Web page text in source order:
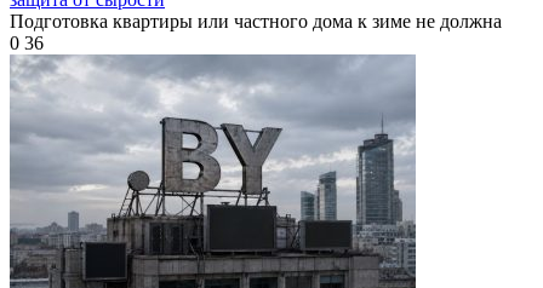
Подготовка квартиры или частного дома к зиме не должна
0 36